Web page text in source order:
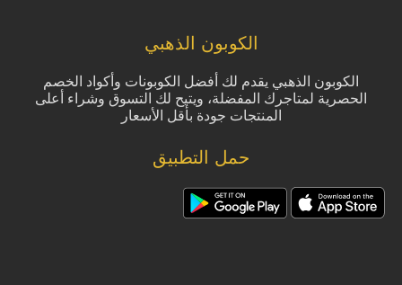
الكوبون الذهبي
الكوبون الذهبي يقدم لك أفضل الكوبونات وأكواد الخصم
الحصرية لمتاجرك المفضلة، ويتيح لك التسوق وشراء أعلى
المنتجات جودة بأقل الأسعار
حمل التطبيق